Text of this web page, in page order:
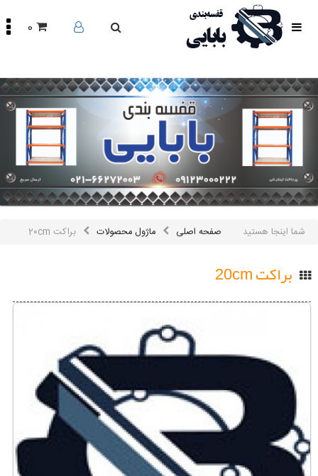
محصولات
مقالات
درباره
تماس
باما
اینستاگرام
سایر
لینک
0
شما اینجا هستید صفحه اصلی ماژول محصولات براکت 20cm
براکت 20cm